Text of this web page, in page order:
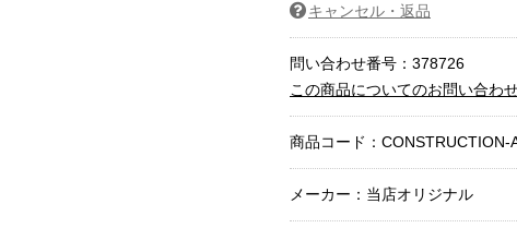
キャンセル・返品
問い合わせ番号：378726
この商品についてのお問い合わ
商品コード： CONSTRUCTION-
メーカー：当店オリジナル